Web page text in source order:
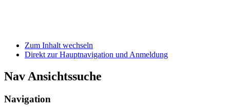
Zum Inhalt wechseln
Direkt zur Hauptnavigation und Anmeldung
Nav Ansichtssuche
Navigation